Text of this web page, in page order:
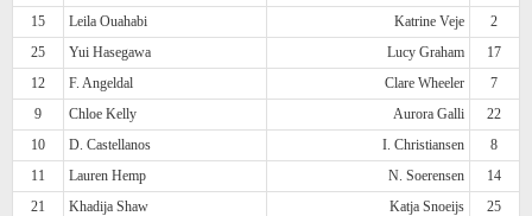
15
Leila Ouahabi Katrine Veje
2
25
Yui Hasegawa Lucy Graham
17
12
F. Angeldal Clare Wheeler
7
9
Chloe Kelly Aurora Galli
22
10
D. Castellanos I. Christiansen
8
11
Lauren Hemp N. Soerensen
14
21
Khadija Shaw Katja Snoeijs 25